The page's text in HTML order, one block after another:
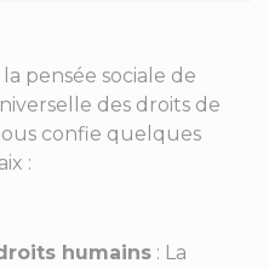
pensée sociale de
des droits de
confie quelques
:
humains : La